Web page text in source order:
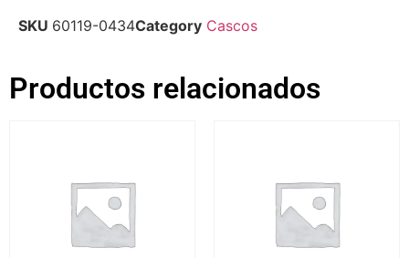
SKU 60119-0434Category Cascos
Productos relacionados